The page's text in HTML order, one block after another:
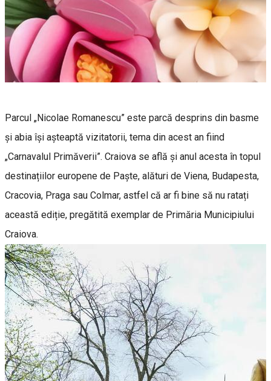
Parcul „Nicolae Romanescu” este parcă desprins din basme
și abia își așteaptă vizitatorii, tema din acest an fiind
„Carnavalul Primăverii”. Craiova se află și anul acesta în topul
destinațiilor europene de Paște, alături de Viena, Budapesta,
Cracovia, Praga sau Colmar, astfel că ar fi bine să nu ratați
această ediție, pregătită exemplar de Primăria Municipiului
Craiova.